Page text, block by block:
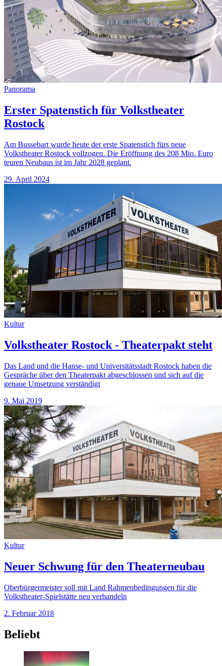
Panorama
Erster Spatenstich für Volkstheater
Rostock
Am Bussebart wurde heute der erste Spatenstich fürs neue
Volkstheater Rostock vollzogen. Die Eröffnung des 208 Mio. Euro
teuren Neubaus ist im Jahr 2028 geplant.
29. April 2024
Kultur
Volkstheater Rostock - Theaterpakt steht
Das Land und die Hanse- und Universitätsstadt Rostock haben die
Gespräche über den Theaterpakt abgeschlossen und sich auf die
genaue Umsetzung verständigt
9. Mai 2019
Kultur
Neuer Schwung für den Theaterneubau
Oberbürgermeister soll mit Land Rahmenbedingungen für die
Volkstheater-Spielstätte neu verhandeln
2. Februar 2018
Beliebt